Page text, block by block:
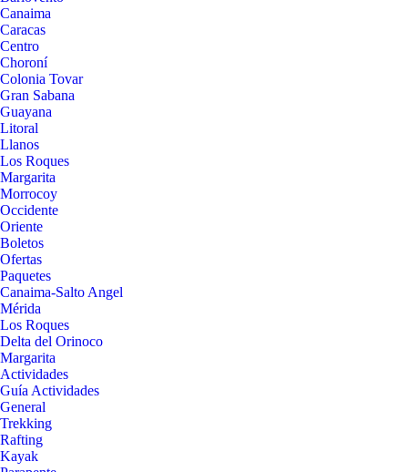
Canaima
Caracas
Centro
Choroní
Colonia Tovar
Gran Sabana
Guayana
Litoral
Llanos
Los Roques
Margarita
Morrocoy
Occidente
Oriente
Boletos
Ofertas
Paquetes
Canaima-Salto Angel
Mérida
Los Roques
Delta del Orinoco
Margarita
Actividades
Guía Actividades
General
Trekking
Rafting
Kayak